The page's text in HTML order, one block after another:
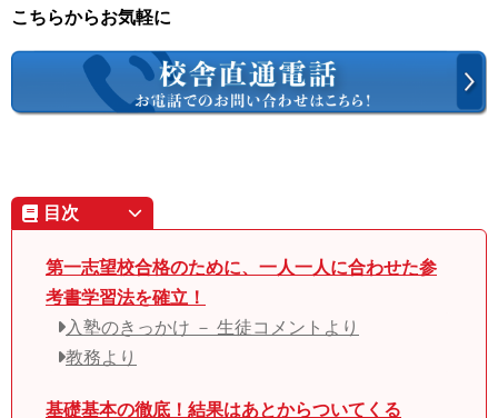
こちらからお気軽に
目次
第一志望校合格のために、一人一人に合わせた参
考書学習法を確立！
入塾のきっかけ － 生徒コメントより
教務より
基礎基本の徹底！結果はあとからついてくる